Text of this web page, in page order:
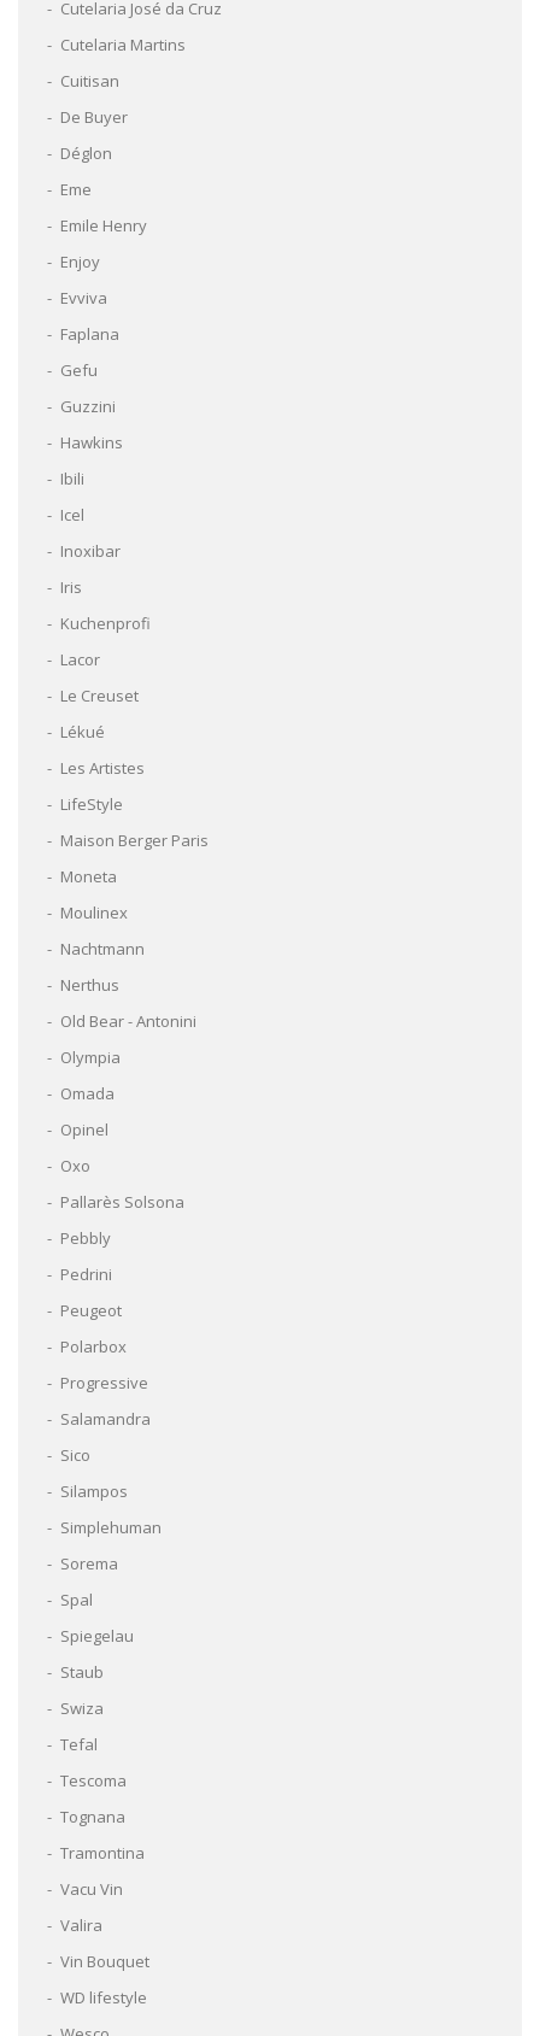
Cutelaria José da Cruz
Cutelaria Martins
Cuitisan
De Buyer
Déglon
Eme
Emile Henry
Enjoy
Evviva
Faplana
Gefu
Guzzini
Hawkins
Ibili
Icel
Inoxibar
Iris
Kuchenprofi
Lacor
Le Creuset
Lékué
Les Artistes
LifeStyle
Maison Berger Paris
Moneta
Moulinex
Nachtmann
Nerthus
Old Bear - Antonini
Olympia
Omada
Opinel
Oxo
Pallarès Solsona
Pebbly
Pedrini
Peugeot
Polarbox
Progressive
Salamandra
Sico
Silampos
Simplehuman
Sorema
Spal
Spiegelau
Staub
Swiza
Tefal
Tescoma
Tognana
Tramontina
Vacu Vin
Valira
Vin Bouquet
WD lifestyle